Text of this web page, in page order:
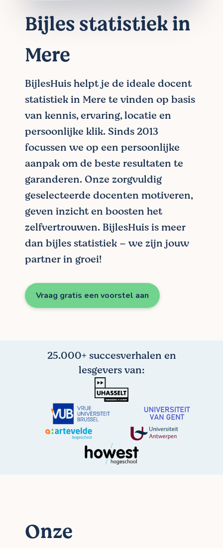
Bijles statistiek in
Mere
BijlesHuis helpt je de ideale docent
statistiek in Mere te vinden op basis
van kennis, ervaring, locatie en
persoonlijke klik. Sinds 2013
focussen we op een persoonlijke
aanpak om de beste resultaten te
garanderen. Onze zorgvuldig
geselecteerde docenten motiveren,
geven inzicht en boosten het
zelfvertrouwen. BijlesHuis is meer
dan bijles statistiek – we zijn jouw
partner in groei!
Vraag gratis een voorstel aan
25.000+ succesverhalen en
lesgevers van:
Onze